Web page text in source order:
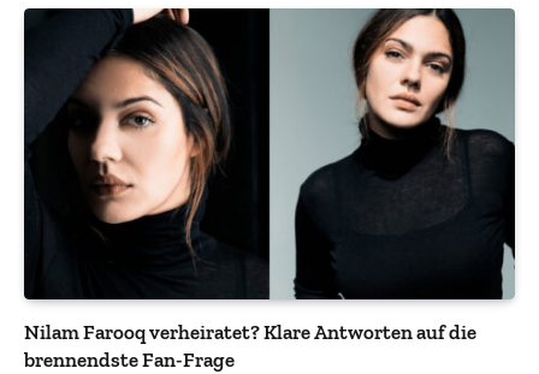
Nilam Farooq verheiratet? Klare Antworten auf die
brennendste Fan-Frage